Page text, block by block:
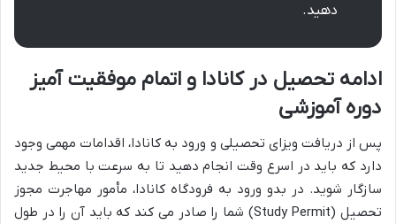
دهید.
ادامه تحصیل در کانادا و اتمام موفقیت آمیز
دوره آموزشی
پس از دریافت ویزای تحصیلی و ورود به کانادا، اقدامات مهمی وجود
دارد که باید در اسرع وقت انجام دهید تا به سرعت با محیط جدید
سازگار شوید. در بدو ورود به فرودگاه کانادا، مأمور مهاجرت مجوز
تحصیل (Study Permit) شما را صادر می کند که باید آن را در طول